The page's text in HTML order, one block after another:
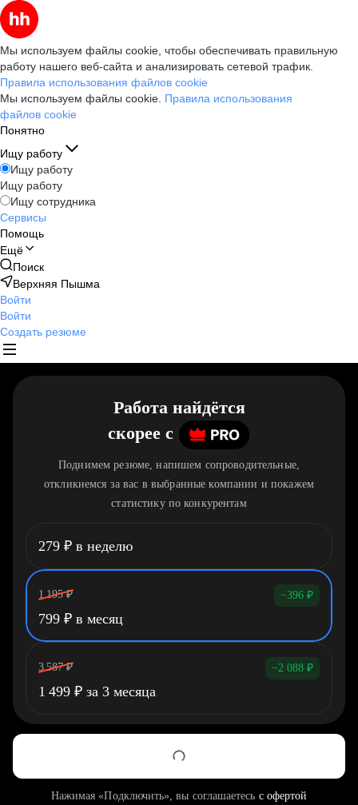
Мы используем файлы cookie, чтобы обеспечивать правильную
работу нашего веб-сайта и анализировать сетевой трафик.
Правила использования файлов cookie
Мы используем файлы cookie. Правила использования
файлов cookie
Понятно
Ищу работу
Ищу работу
Ищу работу
Ищу сотрудника
Сервисы
Помощь
Ещё
Поиск
Верхняя Пышма
Войти
Войти
Создать резюме
Работа найдётся
скорее c
Поднимем резюме, напишем сопроводительные,
откликнемся за вас в выбранные компании и покажем
статистику по конкурентам
279 ₽ в неделю
1 195 ₽ −396 ₽
799 ₽ в месяц
3 587 ₽ −2 088 ₽
1 499 ₽ за 3 месяца
Нажимая «Подключить», вы соглашаетесь с офертой